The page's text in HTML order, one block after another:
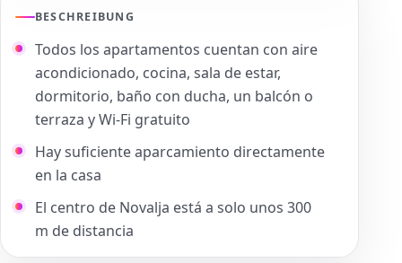
BESCHREIBUNG
Todos los apartamentos cuentan con aire
acondicionado, cocina, sala de estar,
dormitorio, baño con ducha, un balcón o
terraza y Wi-Fi gratuito
Hay suficiente aparcamiento directamente
en la casa
El centro de Novalja está a solo unos 300
m de distancia